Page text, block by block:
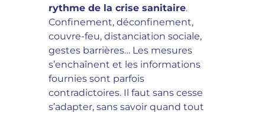
rythme de la crise sanitaire.
Confinement, déconfinement,
couvre-feu, distanciation sociale,
gestes barrières… Les mesures
s’enchaînent et les informations
fournies sont parfois
contradictoires. Il faut sans cesse
s’adapter, sans savoir quand tout